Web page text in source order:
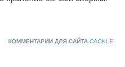
КОММЕНТАРИИ ДЛЯ САЙТА CACKL E